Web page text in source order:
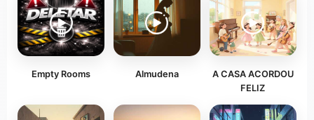
Empty Rooms Almudena
A CASA ACORDOU
FELIZ